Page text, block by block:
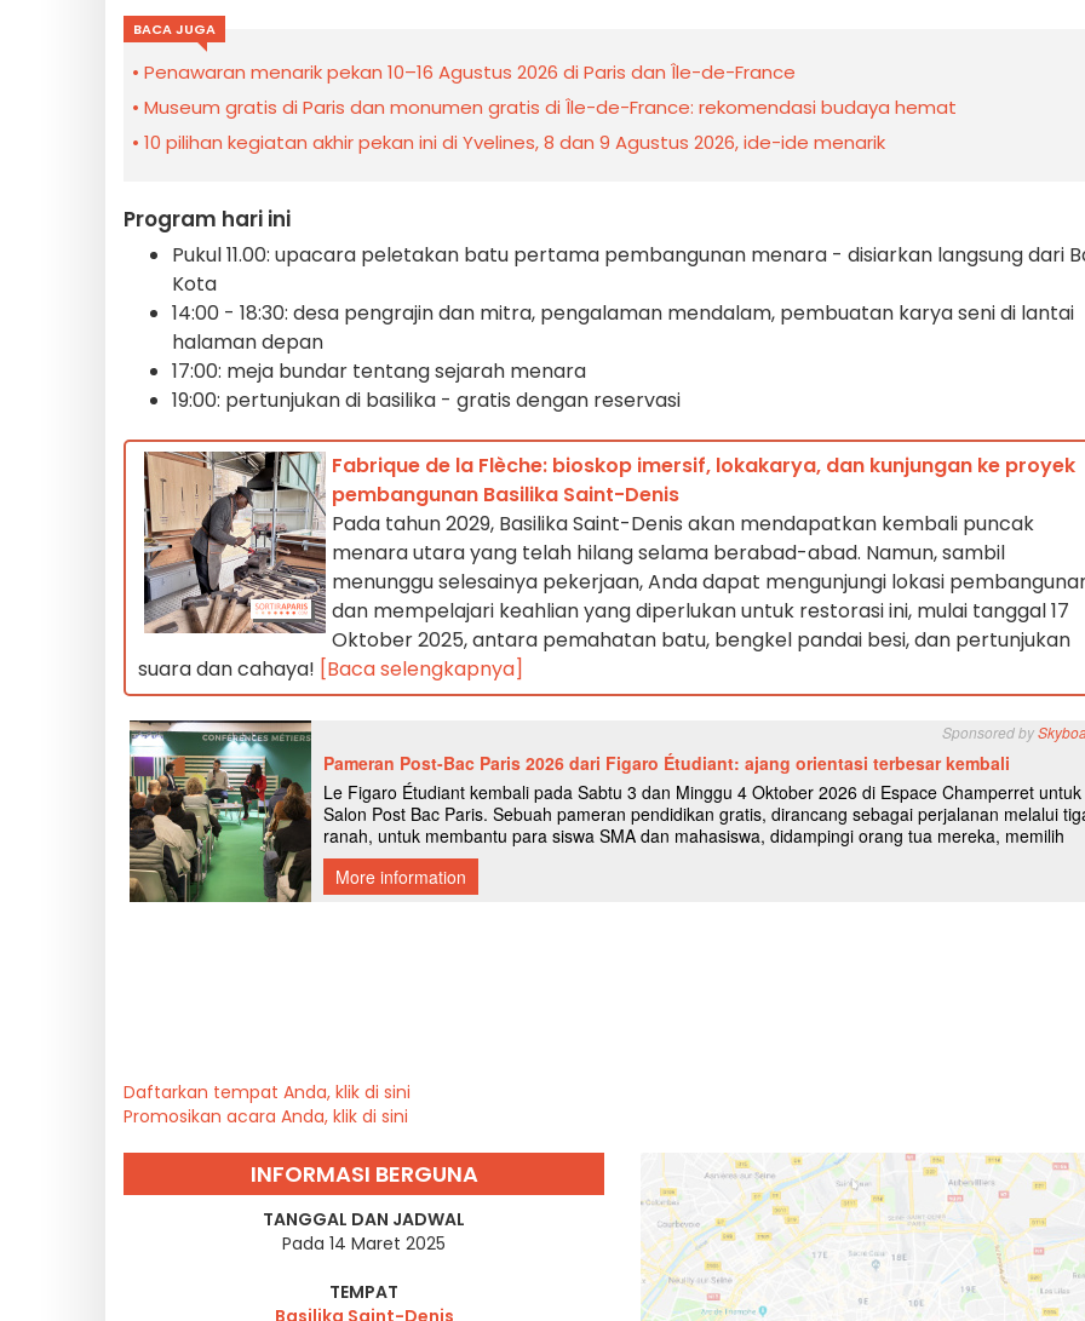
BACA JUGA
Penawaran menarik pekan 10–16 Agustus 2026 di Paris dan Île-de-France
Museum gratis di Paris dan monumen gratis di Île-de-France: rekomendasi budaya hemat
10 pilihan kegiatan akhir pekan ini di Yvelines, 8 dan 9 Agustus 2026, ide-ide menarik
Program hari ini
Pukul 11.00: upacara peletakan batu pertama pembangunan menara - disiarkan langsung dari
Kota
14:00 - 18:30: desa pengrajin dan mitra, pengalaman mendalam, pembuatan karya seni di lantai
halaman depan
17:00: meja bundar tentang sejarah menara
19:00: pertunjukan di basilika - gratis dengan reservasi
Fabrique de la Flèche: bioskop imersif, lokakarya, dan kunjungan ke proyek
pembangunan Basilika Saint-Denis
Pada tahun 2029, Basilika Saint-Denis akan mendapatkan kembali puncak
menara utara yang telah hilang selama berabad-abad. Namun, sambil
menunggu selesainya pekerjaan, Anda dapat mengunjungi lokasi
dan mempelajari keahlian yang diperlukan untuk restorasi ini, mulai tanggal 17
Oktober 2025, antara pemahatan batu, bengkel pandai besi, dan pertunjukan
suara dan cahaya! [Baca selengkapnya]
Daftarkan tempat Anda, klik di sini
Promosikan acara Anda, klik di sini
INFORMASI BERGUNA
TANGGAL DAN JADWAL
Pada 14 Maret 2025
TEMPAT
Basilika Saint-Denis